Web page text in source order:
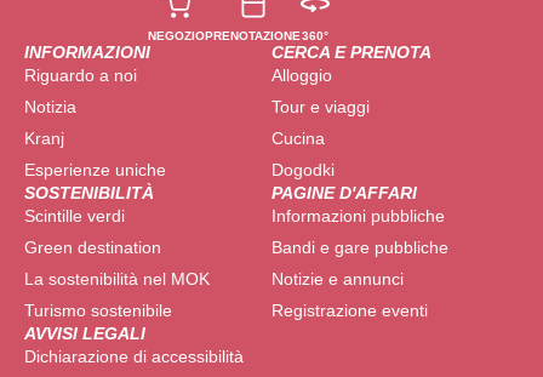
NEGOZIOPRENOTAZIONE360°
INFORMAZIONI
Riguardo a noi
Notizia
Kranj
Esperienze uniche
CERCA E PRENOTA
Alloggio
Tour e viaggi
Cucina
Dogodki
SOSTENIBILITÀ
Scintille verdi
Green destination
La sostenibilità nel MOK
Turismo sostenibile
PAGINE D'AFFARI
Informazioni pubbliche
Bandi e gare pubbliche
Notizie e annunci
Registrazione eventi
AVVISI LEGALI
Dichiarazione di accessibilità